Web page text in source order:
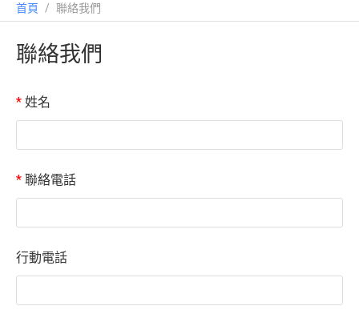
首頁 / 聯絡我們
聯絡我們
* 姓名
* 聯絡電話
行動電話